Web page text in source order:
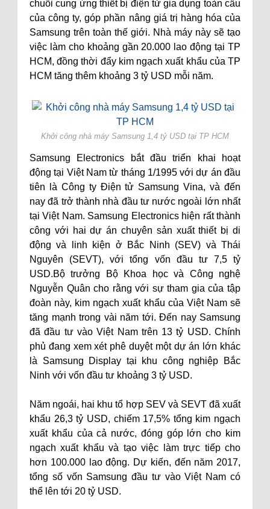
chuỗi cung ứng thiết bị điện tử gia dụng toàn cầu
của công ty, góp phần nâng giá trị hàng hóa của
Samsung trên toàn thế giới. Nhà máy này sẽ tạo
việc làm cho khoảng gần 20.000 lao động tại TP
HCM, đồng thời đẩy kim ngạch xuất khẩu của TP
HCM tăng thêm khoảng 3 tỷ USD mỗi năm.
Khởi công nhà máy Samsung 1,4 tỷ USD tại TP HCM
Samsung Electronics bắt đầu triển khai hoạt
động tại Việt Nam từ tháng 1/1995 với dự án đầu
tiên là Công ty Điện tử Samsung Vina, và đến
nay đã trở thành nhà đầu tư nước ngoài lớn nhất
tại Việt Nam. Samsung Electronics hiện rất thành
công với hai dự án chuyên sản xuất thiết bị di
động và linh kiện ở Bắc Ninh (SEV) và Thái
Nguyên (SEVT), với tổng vốn đầu tư 7,5 tỷ
USD.Bộ trưởng Bộ Khoa học và Công nghệ
Nguyễn Quân cho rằng với sự tham gia của tập
đoàn này, kim ngạch xuất khẩu của Việt Nam sẽ
tăng mạnh trong vài năm tới. Đến nay Samsung
đã đầu tư vào Việt Nam trên 13 tỷ USD. Chính
phủ đang xem xét phê duyệt một dự án lớn khác
là Samsung Display tại khu công nghiệp Bắc
Ninh với vốn đầu tư khoảng 3 tỷ USD.
Năm ngoái, hai khu tổ hợp SEV và SEVT đã xuất
khẩu 26,3 tỷ USD, chiếm 17,5% tổng kim ngạch
xuất khẩu của cả nước, đóng góp lớn cho kim
ngạch xuất khẩu và tạo việc làm trực tiếp cho
hơn 100.000 lao động. Dự kiến, đến năm 2017,
tổng số vốn Samsung đầu tư vào Việt Nam có
thể lên tới 20 tỷ USD.